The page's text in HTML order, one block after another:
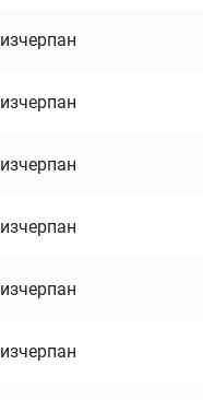
изчерпан
изчерпан
изчерпан
изчерпан
изчерпан
изчерпан